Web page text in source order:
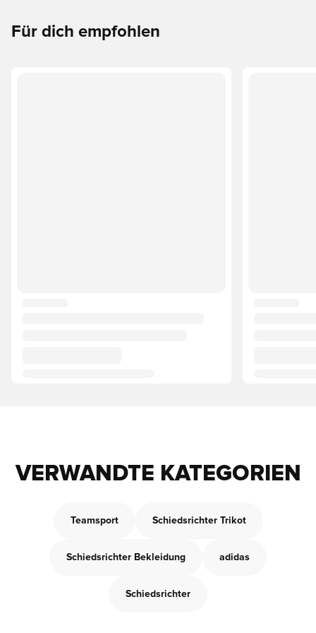
Für dich empfohlen
VERWANDTE KATEGORIEN
Teamsport Schiedsrichter Trikot
Schiedsrichter Bekleidung adidas
Schiedsrichter